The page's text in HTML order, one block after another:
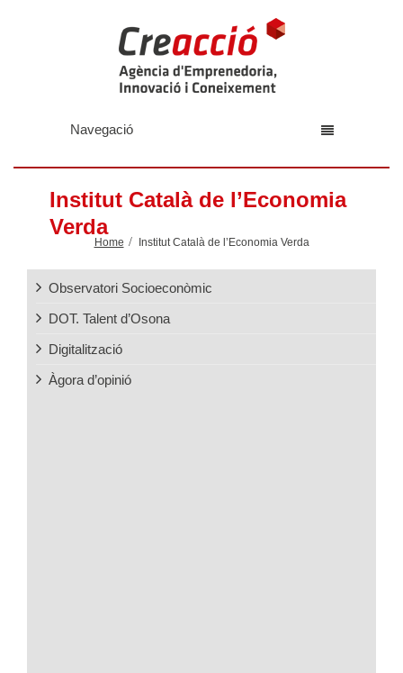
Navegació
Institut Català de l’Economia
Verda
Home Institut Català de l’Economia Verda
Observatori Socioeconòmic
DOT. Talent d’Osona
Digitalització
Àgora d’opinió